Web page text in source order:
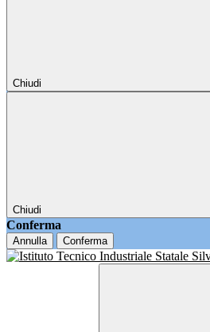
Chiudi
Chiudi
Conferma
Annulla Conferma